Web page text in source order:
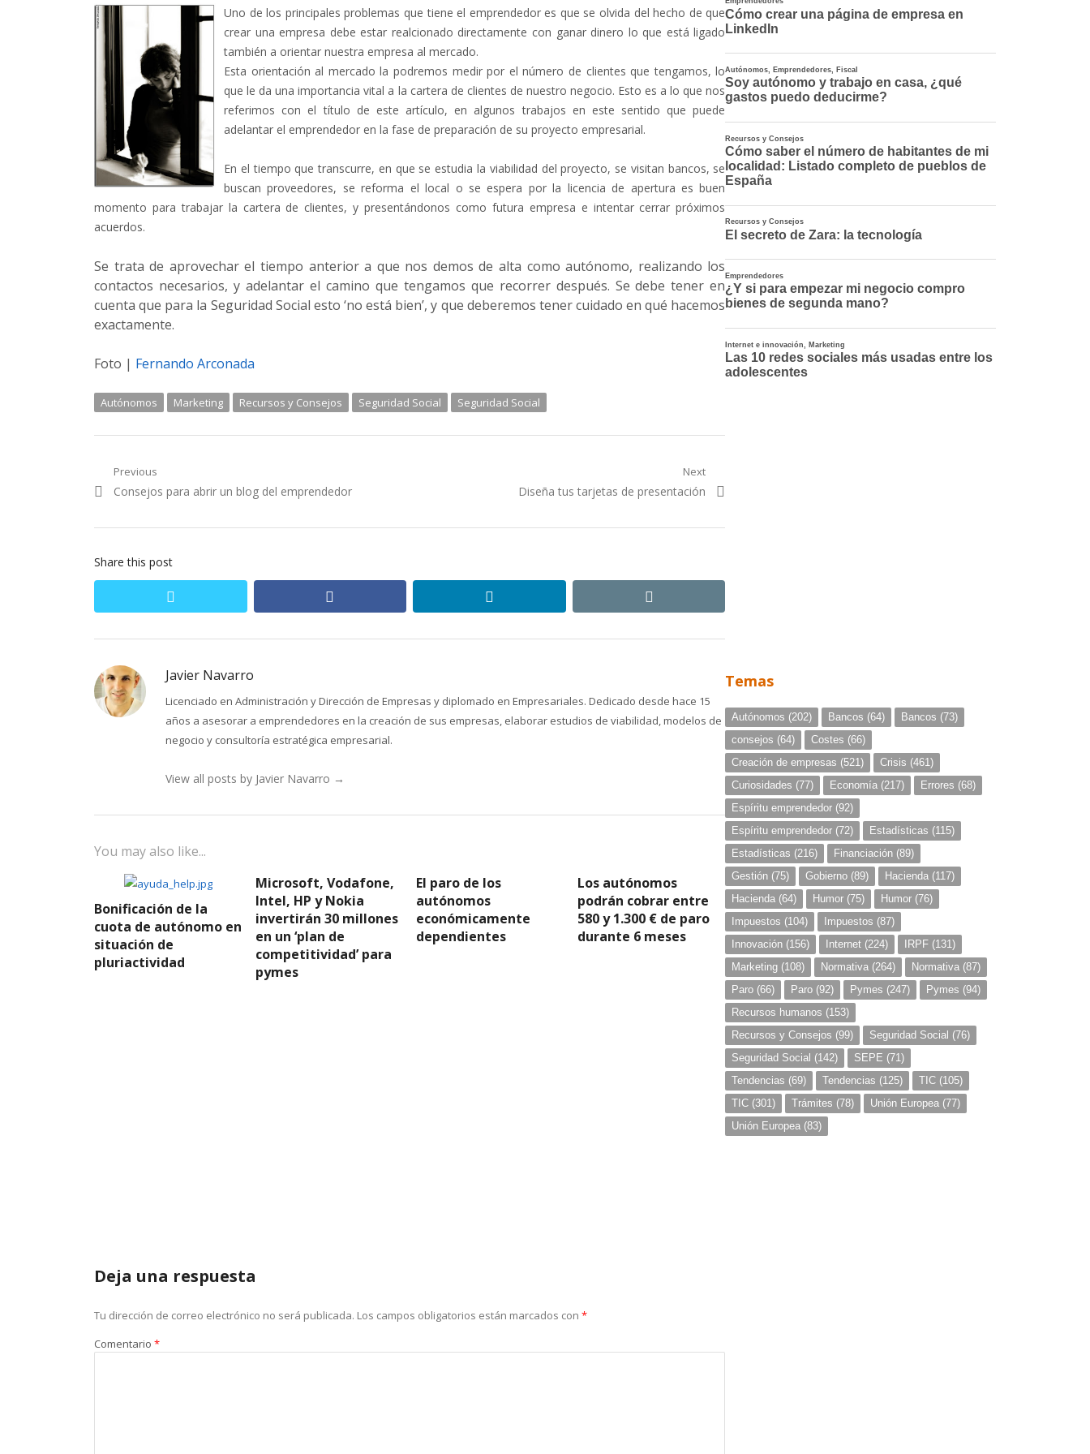
Uno de los principales problemas que tiene el emprendedor es que se olvida del hecho de que
crear una empresa debe estar realcionado directamente con ganar dinero lo que está ligado
también a orientar nuestra empresa al mercado.
Esta orientación al mercado la podremos medir por el número de clientes que tengamos, lo
que le da una importancia vital a la cartera de clientes de nuestro negocio. Esto es a lo que nos
referimos con el título de este artículo, en algunos trabajos en este sentido que puede
adelantar el emprendedor en la fase de preparación de su proyecto empresarial.
En el tiempo que transcurre, en que se estudia la viabilidad del proyecto, se visitan bancos, se
buscan proveedores, se reforma el local o se espera por la licencia de apertura es buen
momento para trabajar la cartera de clientes, y presentándonos como futura empresa e intentar cerrar próximos
acuerdos.
Se trata de aprovechar el tiempo anterior a que nos demos de alta como autónomo, realizando los
contactos necesarios, y adelantar el camino que tengamos que recorrer después. Se debe tener en
cuenta que para la Seguridad Social esto ‘no está bien’, y que deberemos tener cuidado en qué hacemos
exactamente.
Foto | Fernando Arconada
Autónomos Marketing Recursos y Consejos Seguridad Social Seguridad Social
Navegación
de
entradas
Previous
Previous
Consejos para abrir un blog del emprendedor
Next
Next
Diseña tus tarjetas de presentación
Share this post
linkedin
Javier Navarro
Licenciado en Administración y Dirección de Empresas y diplomado en Empresariales. Dedicado desde hace 15
años a asesorar a emprendedores en la creación de sus empresas, elaborar estudios de viabilidad, modelos de
negocio y consultoría estratégica empresarial.
View all posts by Javier Navarro →
You may also like...
Bonificación de la
cuota de autónomo en
situación de
pluriactividad
Microsoft, Vodafone,
Intel, HP y Nokia
invertirán 30 millones
en un ‘plan de
competitividad’ para
pymes
El paro de los
autónomos
económicamente
dependientes
Los autónomos
podrán cobrar entre
580 y 1.300 € de paro
durante 6 meses
Deja una respuesta
Tu dirección de correo electrónico no será publicada. Los campos obligatorios están marcados con *
Comentario *
Temas
Autónomos (202) Bancos (64) Bancos (73)
consejos (64) Costes (66)
Creación de empresas (521) Crisis (461)
Curiosidades (77) Economía (217) Errores (68)
Espíritu emprendedor (92)
Espíritu emprendedor (72) Estadísticas (115)
Estadísticas (216) Financiación (89)
Gestión (75) Gobierno (89) Hacienda (117)
Hacienda (64) Humor (75) Humor (76)
Impuestos (104) Impuestos (87)
Innovación (156) Internet (224) IRPF (131)
Marketing (108) Normativa (264) Normativa (87)
Paro (66) Paro (92) Pymes (247) Pymes (94)
Recursos humanos (153)
Recursos y Consejos (99) Seguridad Social (76)
Seguridad Social (142) SEPE (71)
Tendencias (69) Tendencias (125) TIC (105)
TIC (301) Trámites (78) Unión Europea (77)
Unión Europea (83)